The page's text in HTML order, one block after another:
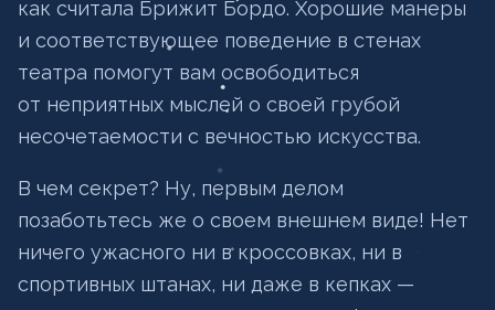
как считала Брижит Бордо. Хорошие манеры
и соответствующее поведение в стенах
театра помогут вам освободиться
от неприятных мыслей о своей грубой
несочетаемости с вечностью искусства.
В чем секрет? Ну, первым делом
позаботьтесь же о своем внешнем виде! Нет
ничего ужасного ни в кроссовках, ни в
спортивных штанах, ни даже в кепках —